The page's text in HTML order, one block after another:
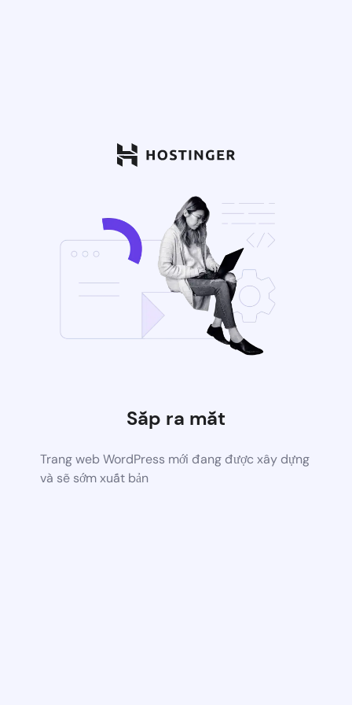
Sắp ra mắt
Trang web WordPress mới đang được xây dựng
và sẽ sớm xuất bản